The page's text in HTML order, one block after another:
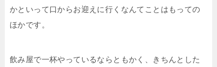
かといって口からお迎えに行くなんてことはもっての
ほかです。
飲み屋で一杯やっているならともかく、きちんとした